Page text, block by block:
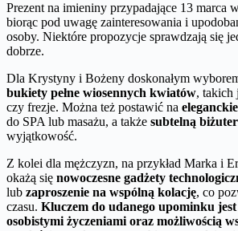
Prezent na imieniny przypadające 13 marca
biorąc pod uwagę zainteresowania i
osoby. Niektóre propozycje sprawdzają się
dobrze.
Dla Krystyny i Bożeny doskonałym
bukiety pełne wiosennych kwiatów, takich
czy frezje. Można też postawić na
do SPA lub masażu, a także subtelną
wyjątkowość.
Z kolei dla mężczyzn, na przykład Marka i
okażą się nowoczesne gadżety
lub zaproszenie na wspólną kolację, co
czasu. Kluczem do udanego upominku jest
osobistymi życzeniami oraz możliwością